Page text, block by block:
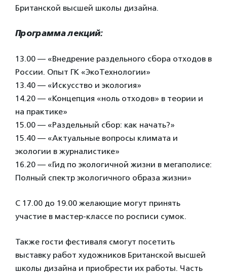
Британской высшей школы дизайна.
Программа лекций:
13.00 — «Внедрение раздельного сбора отходов в
России. Опыт ГК «ЭкоТехнологии»
13.40 — «Искусство и экология»
14.20 — «Концепция «ноль отходов» в теории и
на практике»
15.00 — «Раздельный сбор: как начать?»
15.40 — «Актуальные вопросы климата и
экологии в журналистике»
16.20 — «Гид по экологичной жизни в мегаполисе:
Полный спектр экологичного образа жизни»
С 17.00 до 19.00 желающие могут принять
участие в мастер-классе по росписи сумок.
Также гости фестиваля смогут посетить
выставку работ художников Британской высшей
школы дизайна и приобрести их работы. Часть